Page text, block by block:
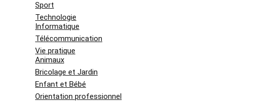
Sport
Technologie
Informatique
Télécommunication
Vie pratique
Animaux
Bricolage et Jardin
Enfant et Bébé
Orientation professionnel